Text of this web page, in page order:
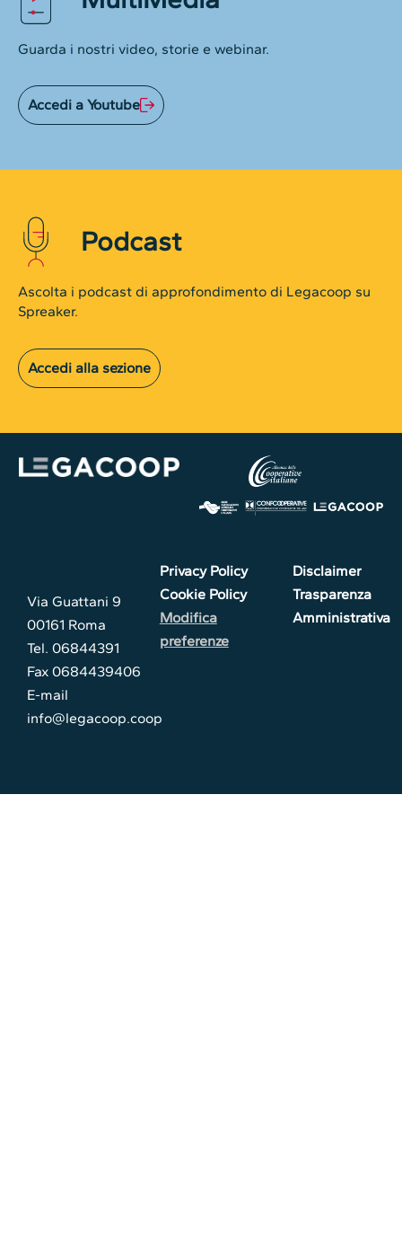
Guarda i nostri video, storie e webinar.
Accedi a Youtube
Podcast
Ascolta i podcast di approfondimento di Legacoop su
Spreaker.
Accedi alla sezione
Via Guattani 9
00161 Roma
Tel. 06844391
Fax 0684439406
E-mail
info@legacoop.coop
Privacy Policy
Cookie Policy
Modifica
preferenze
Disclaimer
Trasparenza
Amministrativa